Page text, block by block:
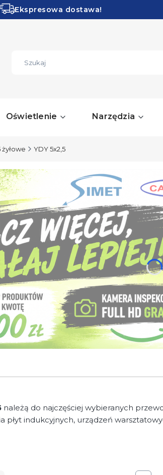
Ekspresowa dostawa!
Oświetlenie Narzędzia
żyłowe YDY 5x2,5
należą do najczęściej wybieranych
płyt indukcyjnych, urządzeń